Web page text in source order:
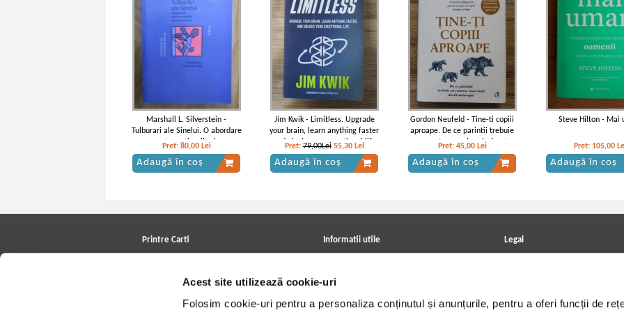
Acest site utilizează cookie-uri
Folosim cookie-uri pentru a personaliza conținutul și anunțurile, pentru a oferi funcții de
Marshall L. Silverstein -
Tulburari ale Sinelui. O abordare
axata pe tipurile de
personalitate
Pret: 80,00 Lei
Adaugă în coș
Jim Kwik - Limitless. Upgrade
your brain, learn anything faster
and ulock your exceptional life
Pret:79,00Lei 55,30 Lei
Adaugă în coș
Gordon Neufeld - Tine-ti copiii
aproape. De ce parintii trebuie
sa conteze mai mult decat
anturajul
Pret: 45,00 Lei
Adaugă în coș
Steve Hilton - Mai
Pret: 105,00
Adaugă în coș
Printre Carti Informatii utile
Contact
Politica de livrare
Legal
Utilizare cookie-uri